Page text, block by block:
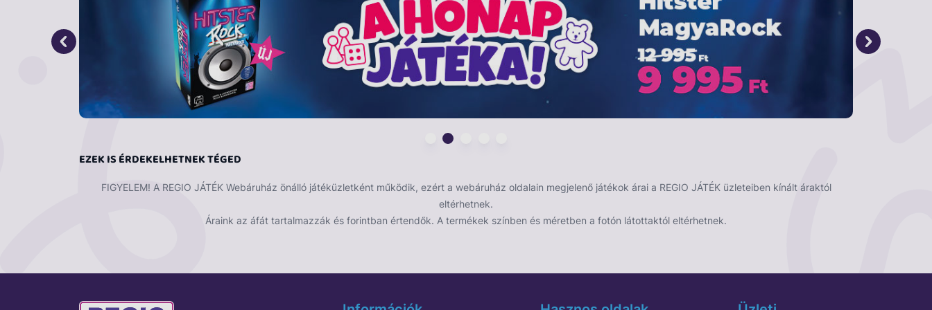
videójátékból – eljátszhatják, hogy milyen az élet a szigeten. A vidám funkciók közt található
egy olyan szerkezet, amely lehetővé teszi, hogy Kapp‘n hajója mozogjon a vízen. A sziget
különböző részei is mozgathatók, így a gyerekek átrendezhetik a játékteret. Sőt, a gyerekek
még inkább kifejezhetik a kreativitásukat, ha átépítik és a rengeteg kiegészítővel feldíszítik az
alaplapot. A LEGO® Animal Crossing játékkészletek a videójáték vidám kreativitását egyenes a
kezébe adják azoknak a gyermekeknek, akik szeretik megmutatni a művészi tehetségüket.
Méretek – A 233 elemből álló szett normál elrendezésben 9 cm magas, 28 cm széles és 17 cm
mély.
EZEK IS ÉRDEKELHETNEK TÉGED
FIGYELEM! A REGIO JÁTÉK Webáruház önálló játéküzletként működik, ezért a webáruház oldalain megjelenő játékok árai a REGIO JÁTÉK üzleteiben kínált áraktól
eltérhetnek.
Áraink az áfát tartalmazzák és forintban értendők. A termékek színben és méretben a fotón látottaktól eltérhetnek.